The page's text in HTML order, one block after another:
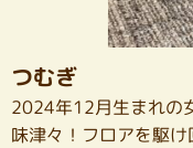
つむぎ
2024年12月生まれの
味津々！フロアを駆